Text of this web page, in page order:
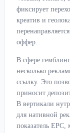
фиксирует
креатив и
оффер.
В сфере
несколько
ссылку. Это
приносит
В вертикали
для нативной
показатель